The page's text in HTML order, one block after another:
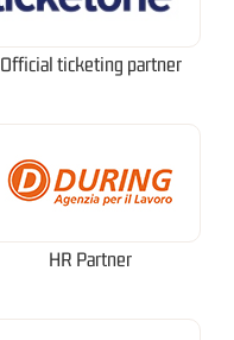
Official ticketing partner
HR Partner